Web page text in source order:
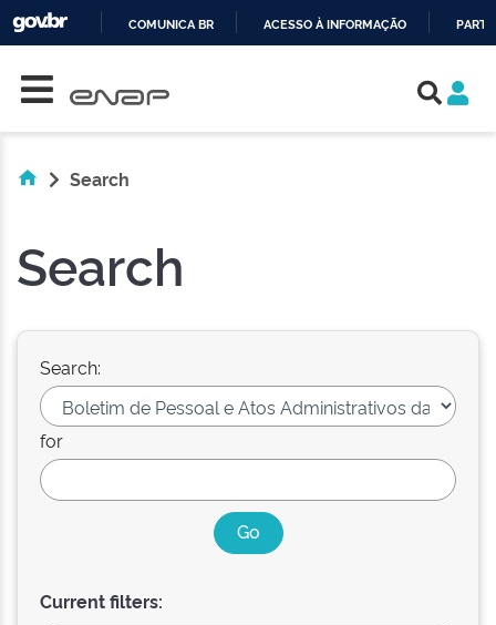
COMUNICA BR ACESSO À INFORMAÇÃO
Search
Search
Search:
for
Current filters: